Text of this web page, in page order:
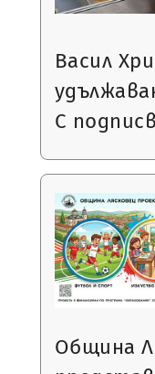
Васил
С
Община